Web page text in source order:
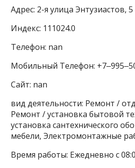
Адрес: 2-я улица Энтузиастов, 5
Индекс: 111024.0
Телефон: nan
Мобильный Телефон:
Сайт: nan
вид деятельности: Ремонт /
Ремонт / установка бытовой
установка сантехнического
мебели, Электромонтажные
Время работы: Ежедневно с